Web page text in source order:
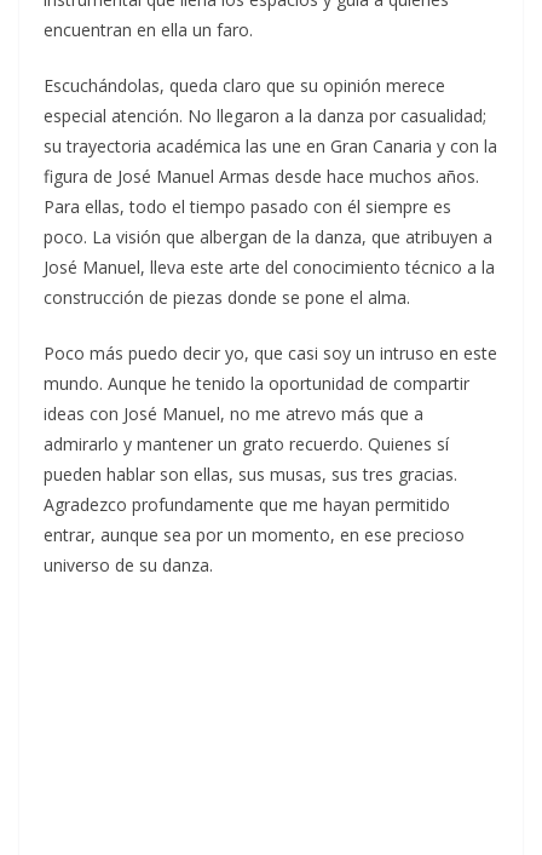
encuentran en ella un faro.
Escuchándolas, queda claro que su opinión merece
especial atención. No llegaron a la danza por casualidad;
su trayectoria académica las une en Gran Canaria y con la
figura de José Manuel Armas desde hace muchos años.
Para ellas, todo el tiempo pasado con él siempre es
poco. La visión que albergan de la danza, que atribuyen a
José Manuel, lleva este arte del conocimiento técnico a la
construcción de piezas donde se pone el alma.
Poco más puedo decir yo, que casi soy un intruso en este
mundo. Aunque he tenido la oportunidad de compartir
ideas con José Manuel, no me atrevo más que a
admirarlo y mantener un grato recuerdo. Quienes sí
pueden hablar son ellas, sus musas, sus tres gracias.
Agradezco profundamente que me hayan permitido
entrar, aunque sea por un momento, en ese precioso
universo de su danza.